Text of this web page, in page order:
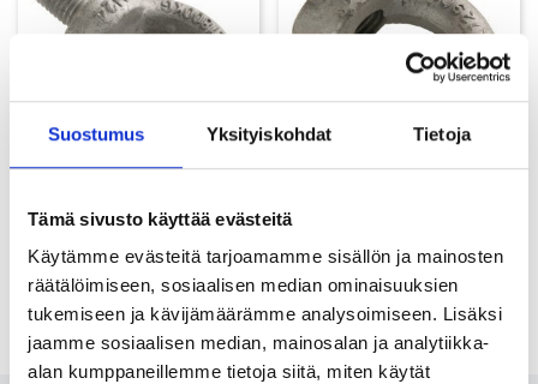
Suostumus Yksityiskohdat Tietoja
Tämä sivusto käyttää evästeitä
Käytämme evästeitä tarjoamamme sisällön ja mainosten
räätälöimiseen, sosiaalisen median ominaisuuksien
tukemiseen ja kävijämäärämme analysoimiseen. Lisäksi
jaamme sosiaalisen median, mainosalan ja analytiikka-
alan kumppaneillemme tietoja siitä, miten käytät
Silmukkaruuvit DIN 580 Silmukkamutteri DIN 582